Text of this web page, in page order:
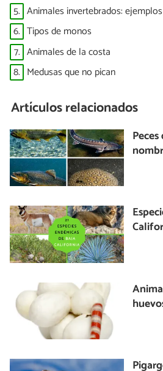
5. Animales invertebrados:
6. Tipos de monos
7. Animales de la costa
8. Medusas que no pican
Artículos relacionados